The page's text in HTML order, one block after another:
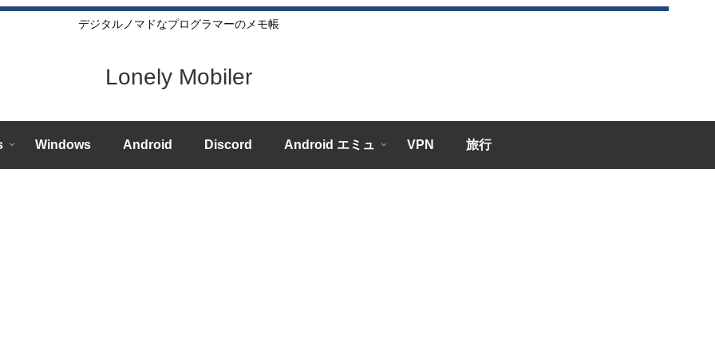
デジタルノマドなプログラマーのメモ帳
Lonely Mobiler
Windows Android Discord Android エミュ VPN 旅行